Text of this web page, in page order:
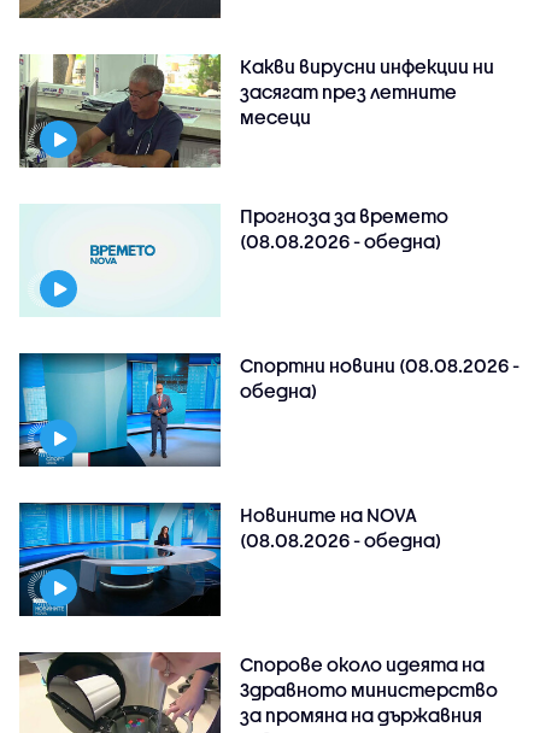
Какви вирусни инфекции ни
засягат през летните
месеци
Прогноза за времето
(08.08.2026 - обедна)
Спортни новини (08.08.2026 -
обедна)
Новините на NOVA
(08.08.2026 - обедна)
Спорове около идеята на
Здравното министерство
за промяна на държавния